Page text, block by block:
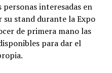
interesadas en
su stand durante la Expo
de primera mano las
para dar el